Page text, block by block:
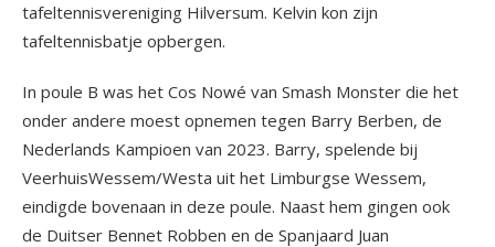
tafeltennisvereniging Hilversum. Kelvin kon zijn
tafeltennisbatje opbergen.
In poule B was het Cos Nowé van Smash Monster die het
onder andere moest opnemen tegen Barry Berben, de
Nederlands Kampioen van 2023. Barry, spelende bij
VeerhuisWessem/Westa uit het Limburgse Wessem,
eindigde bovenaan in deze poule. Naast hem gingen ook
de Duitser Bennet Robben en de Spanjaard Juan